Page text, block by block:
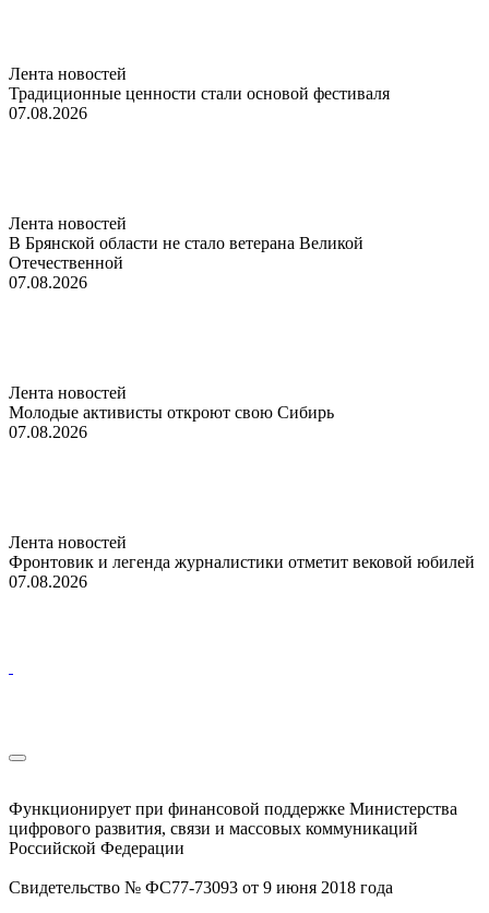
Лента новостей
Традиционные ценности стали основой фестиваля
07.08.2026
Лента новостей
В Брянской области не стало ветерана Великой
Отечественной
07.08.2026
Лента новостей
Молодые активисты откроют свою Сибирь
07.08.2026
Лента новостей
Фронтовик и легенда журналистики отметит вековой юбилей
07.08.2026
Функционирует при финансовой поддержке Министерства
цифрового развития, связи и массовых коммуникаций
Российской Федерации
Свидетельство № ФС77-73093 от 9 июня 2018 года